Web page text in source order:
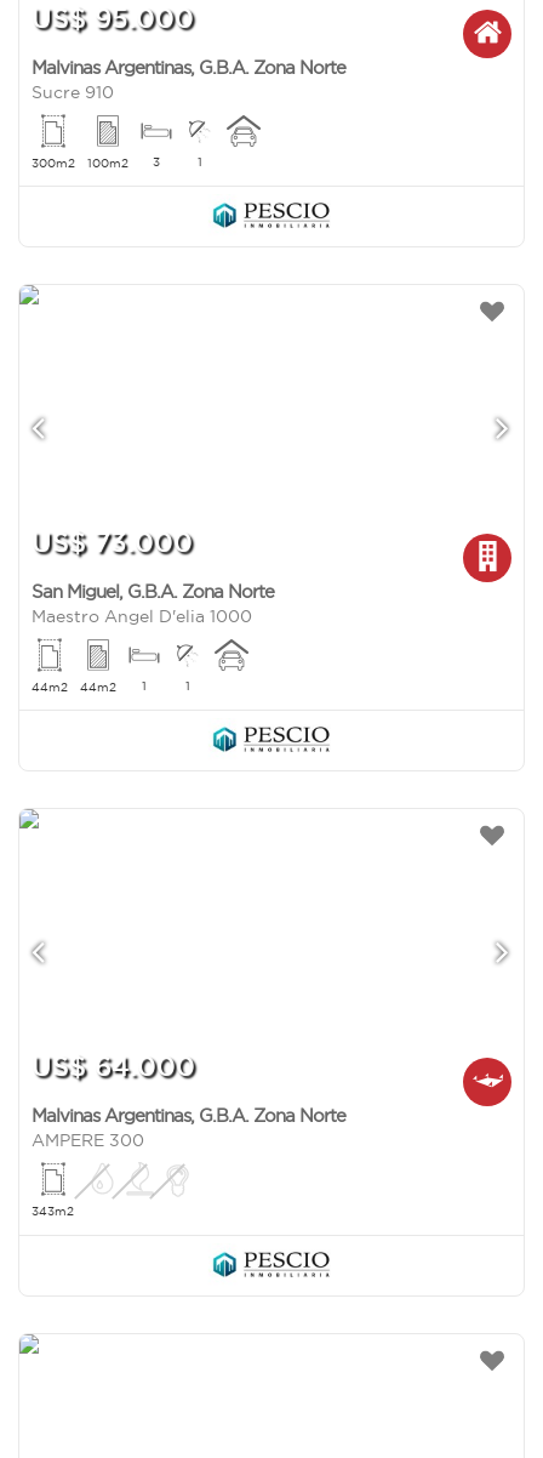
US$ 95.000
Malvinas Argentinas, G.B.A. Zona Norte
Sucre 910
300m2 100m2 3 1
US$ 73.000
San Miguel, G.B.A. Zona Norte
Maestro Angel D'elia 1000
44m2 44m2 1 1
US$ 64.000
Malvinas Argentinas, G.B.A. Zona Norte
AMPERE 300
343m2